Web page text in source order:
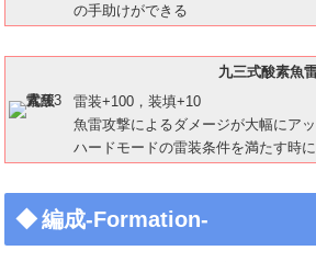
の手助けができる
九三式酸素魚
雷装+100，装填+10
魚雷攻撃によるダメージが大幅にア
ハードモードの雷装条件を満たす時
編成-Formation-